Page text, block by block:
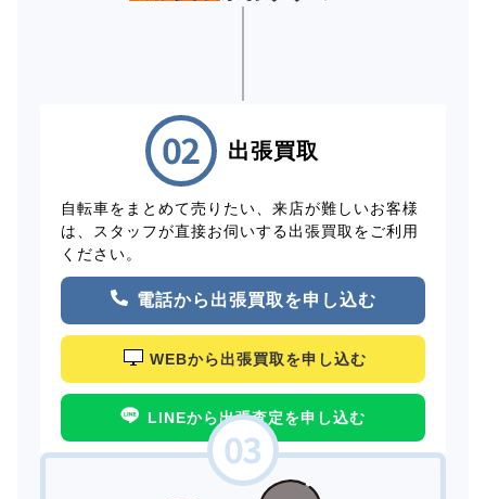
出張買取
自転車をまとめて売りたい、来店が難しいお客様
は、スタッフが直接お伺いする出張買取をご利用
ください。
電話から出張買取を申し込む
WEBから出張買取を申し込む
LINEから出張査定を申し込む